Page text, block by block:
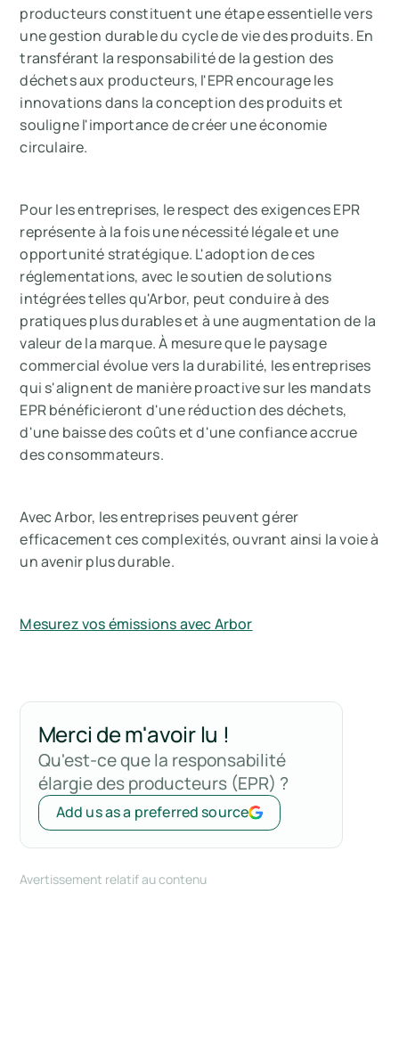
producteurs constituent une étape essentielle vers
une gestion durable du cycle de vie des produits. En
transférant la responsabilité de la gestion des
déchets aux producteurs, l'EPR encourage les
innovations dans la conception des produits et
souligne l'importance de créer une économie
circulaire.
Pour les entreprises, le respect des exigences EPR
représente à la fois une nécessité légale et une
opportunité stratégique. L'adoption de ces
réglementations, avec le soutien de solutions
intégrées telles qu'Arbor, peut conduire à des
pratiques plus durables et à une augmentation de la
valeur de la marque. À mesure que le paysage
commercial évolue vers la durabilité, les entreprises
qui s'alignent de manière proactive sur les mandats
EPR bénéficieront d'une réduction des déchets,
d'une baisse des coûts et d'une confiance accrue
des consommateurs.
Avec Arbor, les entreprises peuvent gérer
efficacement ces complexités, ouvrant ainsi la voie à
un avenir plus durable.
Mesurez vos émissions avec Arbor
Merci de m'avoir lu !
Qu'est-ce que la responsabilité
élargie des producteurs (EPR) ?
Add us as a preferred source
Avertissement relatif au contenu